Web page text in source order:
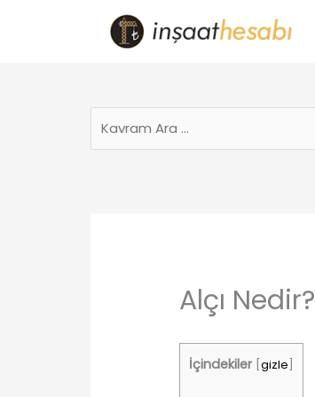
Alçı Nedir?
İçindekiler [gizle